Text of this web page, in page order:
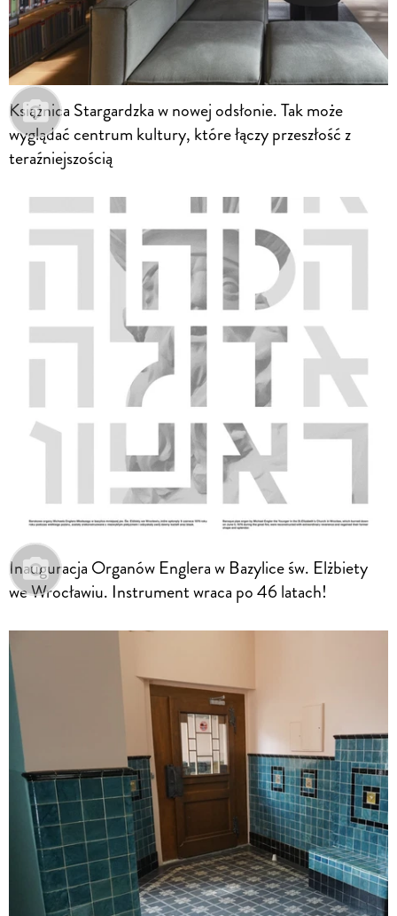
Książnica Stargardzka w nowej odsłonie. Tak może
wyglądać centrum kultury, które łączy przeszłość z
teraźniejszością
Inauguracja Organów Englera w Bazylice św. Elżbiety
we Wrocławiu. Instrument wraca po 46 latach!